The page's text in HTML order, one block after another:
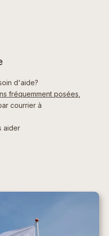
d'aide?
fréquemment posées
courrier à
aider